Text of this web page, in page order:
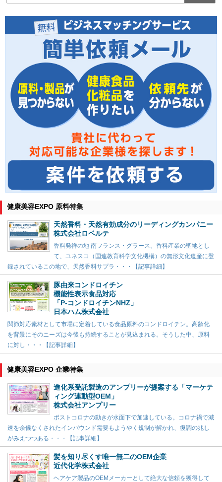
健康美容EXPO 原料特集
天然香料・天然有効成分のリーディングカンパニー
株式会社ロベルテ
香料発祥の地 南フランス・グラース。香料産業の聖地とし
て、ユネスコ（国連教育科学文化機構）の無形文化遺産に登
録されているこの地で、天然香料サプラ・・・【記事詳細】
豚由来コンドロイチン
機能性表示食品対応
「P-コンドロイチンNHZ」
日本ハム株式会社
関節対応素材として市場に定着している食品原料のコンドロイチン。高齢化
を背景にそのニーズは今後も持続することが見込まれる。そうした中、原料
に対し・・・【記事詳細】
健康美容EXPO 企業特集
進化系受託製造のアンプリーが提案する「マーケテ
ィング連動型OEM」
株式会社アンプリー
ポストコロナの動きが水面下で加速している。コロナ禍で減
速を余儀なくされたインバウンド需要もようやく規制が解かれ、復調の兆し
がみえつつある・・・【記事詳細】
髪を知り尽くす唯一無二のOEM企業
近代化学株式会社
ヘアケア製品のOEMメーカーとして絶大な信頼を獲得して